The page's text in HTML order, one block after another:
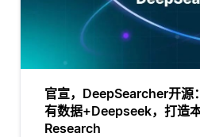
官宣，DeepSearcher开源
有数据+Deepseek，打造
Research